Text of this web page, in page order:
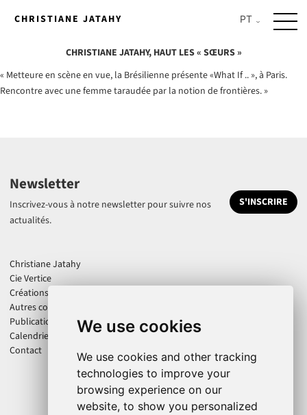
We use cookies
We use cookies and other tracking
technologies to improve your
browsing experience on our
website, to show you personalized
CHRISTIANE JATAHY
CHRISTIANE JATAHY, HAUT LES « SŒURS »
« Metteure en scène en vue, la Brésilienne présente «What If .. », à Paris.
Rencontre avec une femme taraudée par la notion de frontières. »
Newsletter
Inscrivez-vous à notre newsletter pour suivre nos
actualités.
S'INSCRIRE
Christiane Jatahy
Cie Vertice
Créations
Autres collaborations
Publications
Calendrier
Contact